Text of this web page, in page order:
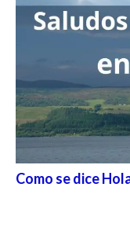
Como se dice